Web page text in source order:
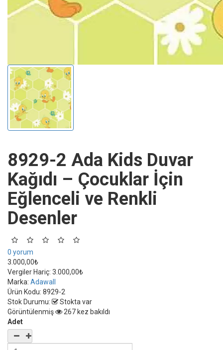
8929-2 Ada Kids Duvar
Kağıdı – Çocuklar İçin
Eğlenceli ve Renkli
Desenler
0 yorum
3.000,00₺
Vergiler Hariç: 3.000,00₺
Marka: Adawall
Ürün Kodu: 8929-2
Stok Durumu:
Stokta var
Görüntülenmiş
267 kez bakıldı
Adet